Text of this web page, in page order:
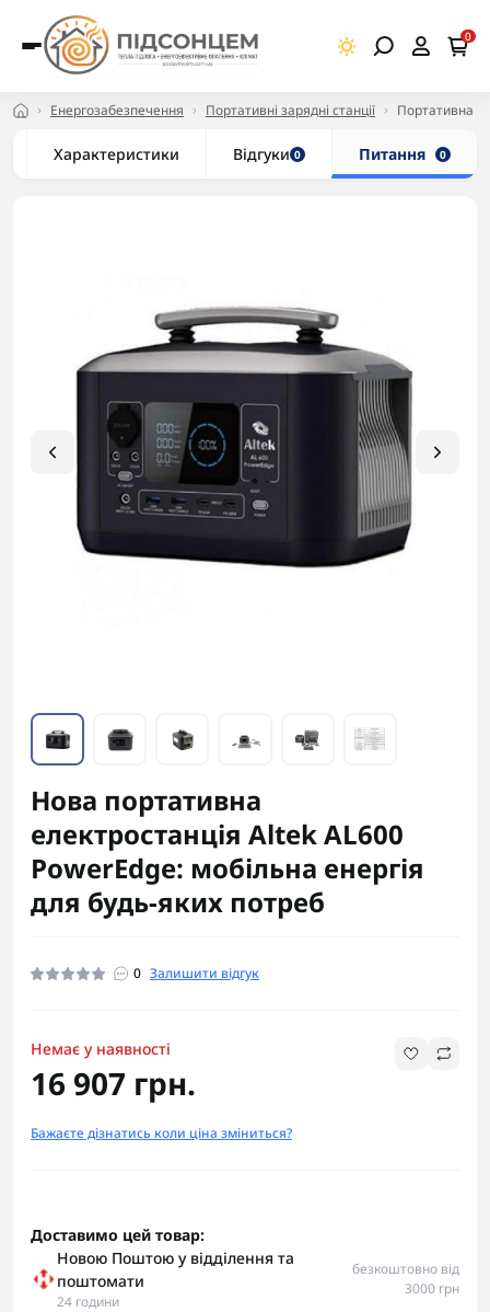
0
Енергозабезпечення Портативні зарядні станції Портативна
Характеристики Відгуки 0 Питання 0
Нова портативна
електростанція Altek AL600
PowerEdge: мобільна енергія
для будь-яких потреб
0 Залишити відгук
Немає у наявності
16 907 грн.
Бажаєте дізнатись коли ціна зміниться?
Доставимо цей товар:
Новою Поштою у відділення та
поштомати
24 години
безкоштовно від
3000 грн